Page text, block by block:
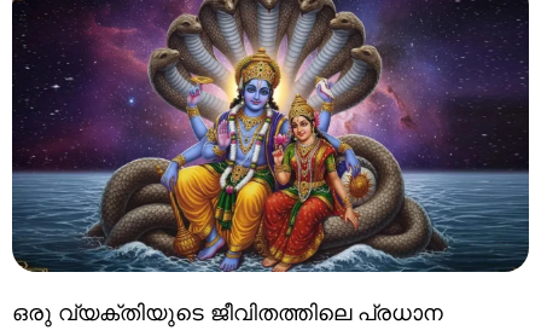
ഒരു വ്യക്തിയുടെ ജീവിതത്തിലെ പ്രധാന